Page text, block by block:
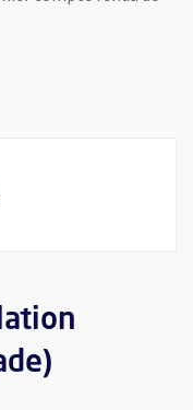
Ouvre une nouvelle